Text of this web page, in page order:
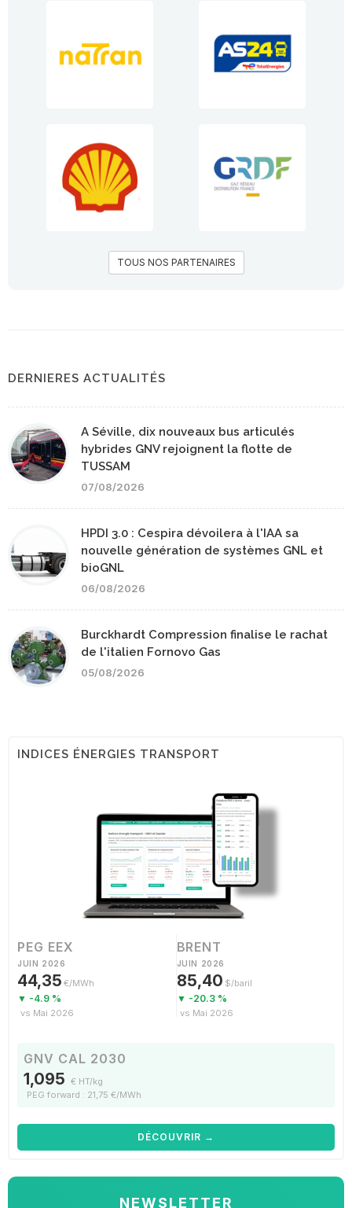
TOUS NOS PARTENAIRES
DERNIERES ACTUALITÉS
A Séville, dix nouveaux bus articulés
hybrides GNV rejoignent la flotte de
TUSSAM
07/08/2026
HPDI 3.0 : Cespira dévoilera à l'IAA sa
nouvelle génération de systèmes GNL et
bioGNL
06/08/2026
Burckhardt Compression finalise le rachat
de l'italien Fornovo Gas
05/08/2026
INDICES ÉNERGIES TRANSPORT
PEG EEX
JUIN 2026
44,35 €/MWh
▼ -4.9 %
vs Mai 2026
BRENT
JUIN 2026
85,40 $/baril
▼ -20.3 %
vs Mai 2026
GNV CAL 2030
1,095 € HT/kg
PEG forward : 21,75 €/MWh
DÉCOUVRIR →
NEWSLETTER